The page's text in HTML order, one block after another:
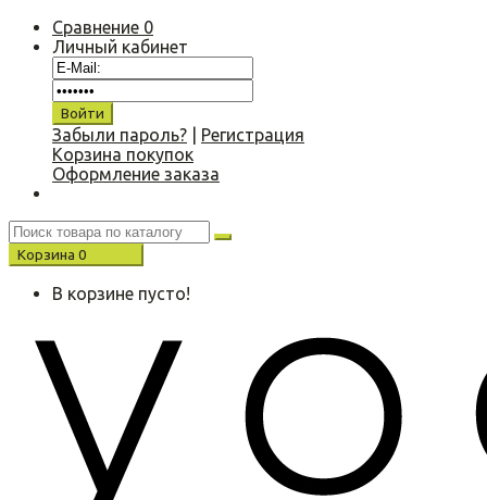
Сравнение 0
Личный кабинет
Забыли пароль?
Регистрация
Корзина покупок
Оформление заказа
Корзина 0
В корзине пусто!